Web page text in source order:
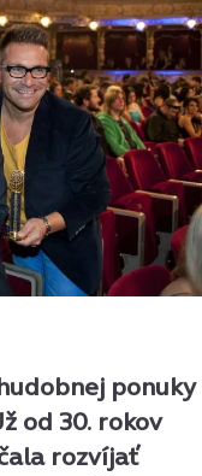
ponuky
od 30. rokov
rozvíjať